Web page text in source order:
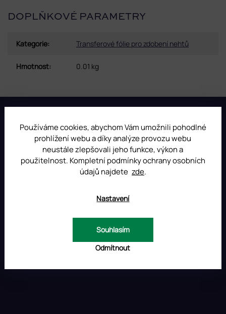
Používáme cookies, abychom Vám umožnili pohodlné
prohlížení webu a díky analýze provozu webu
neustále zlepšovali jeho funkce, výkon a
použitelnost. Kompletní podmínky ochrany osobních
údajů najdete zde.
Nastavení
Odmítnout
Souhlasím
DOPLŇKOVÉ PARAMETRY
Kategorie: Transferové fólie pro zdobení nehtů
Hmotnost: 0.01 kg
INSTAGRAM